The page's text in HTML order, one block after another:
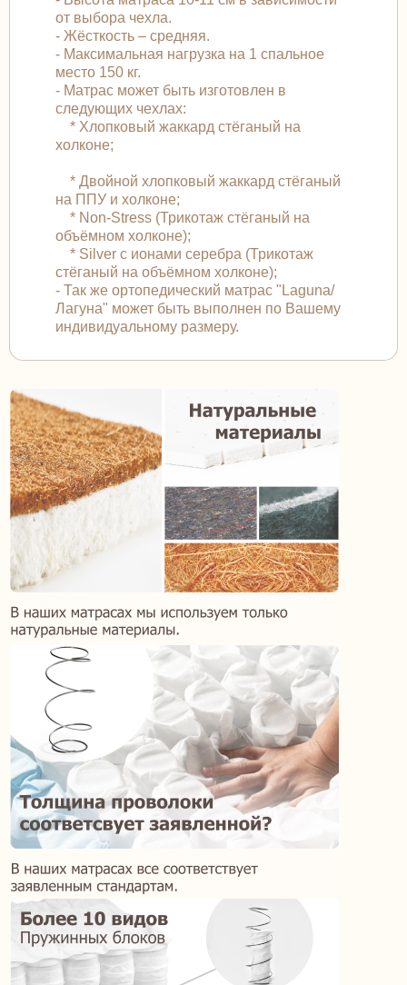
от выбора чехла.
- Жёсткость – средняя.
- Максимальная нагрузка на 1 спальное
место 150 кг.
- Матрас может быть изготовлен в
следующих чехлах:
* Хлопковый жаккард стёганый на
холконе;
* Двойной хлопковый жаккард стёганый
на ППУ и холконе;
* Non-Stress (Трикотаж стёганый на
объёмном холконе);
* Silver с ионами серебра (Трикотаж
стёганый на объёмном холконе);
- Так же ортопедический матрас "Laguna/
Лагуна" может быть выполнен по Вашему
индивидуальному размеру.